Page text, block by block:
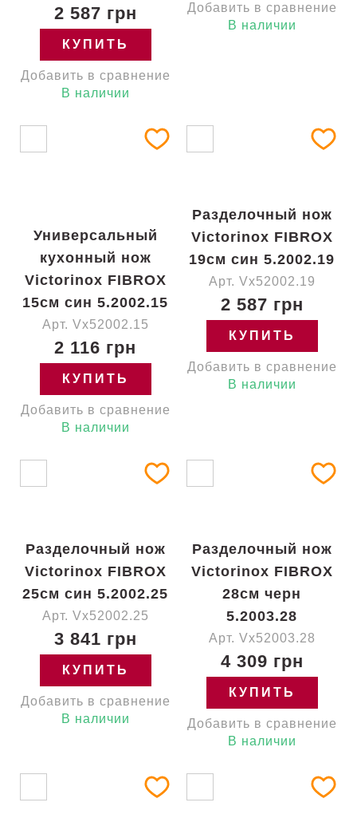
2 587 грн
КУПИТЬ
Добавить в сравнение
В наличии
Добавить в сравнение
В наличии
Универсальный
кухонный нож
Victorinox FIBROX
15см син 5.2002.15
Арт. Vx52002.15
2 116 грн
КУПИТЬ
Добавить в сравнение
В наличии
Разделочный нож
Victorinox FIBROX
19см син 5.2002.19
Арт. Vx52002.19
2 587 грн
КУПИТЬ
Добавить в сравнение
В наличии
Разделочный нож
Victorinox FIBROX
25см син 5.2002.25
Арт. Vx52002.25
3 841 грн
КУПИТЬ
Добавить в сравнение
В наличии
Разделочный нож
Victorinox FIBROX
28см черн
5.2003.28
Арт. Vx52003.28
4 309 грн
КУПИТЬ
Добавить в сравнение
В наличии